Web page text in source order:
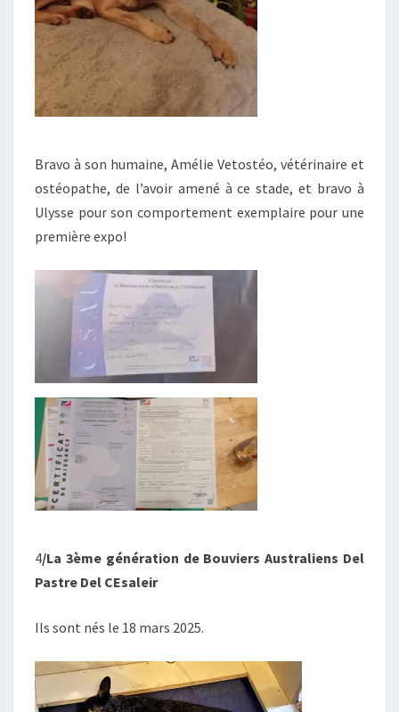
Bravo à son humaine, Amélie Vetostéo, vétérinaire et
ostéopathe, de l’avoir amené à ce stade, et bravo à
Ulysse pour son comportement exemplaire pour une
première expo!
4/La 3ème génération de Bouviers Australiens Del
Pastre Del CEsaleir
Ils sont nés le 18 mars 2025.